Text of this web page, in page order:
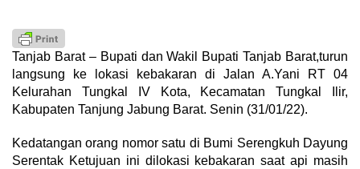
Tanjab Barat – Bupati dan Wakil Bupati Tanjab Barat,turun
langsung ke lokasi kebakaran di Jalan A.Yani RT 04
Kelurahan Tungkal IV Kota, Kecamatan Tungkal Ilir,
Kabupaten Tanjung Jabung Barat. Senin (31/01/22).
Kedatangan orang nomor satu di Bumi Serengkuh Dayung
Serentak Ketujuan ini dilokasi kebakaran saat api masih